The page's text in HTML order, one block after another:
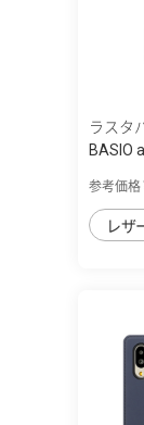
ラスタ
BASIO
参考価格
レザ